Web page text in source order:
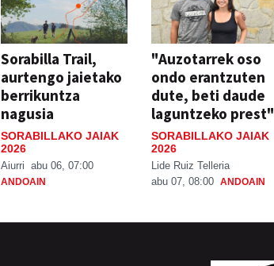
Sorabilla Trail,
aurtengo jaietako
berrikuntza
nagusia
SORABILLAKO JAIAK
2026
Aiurri abu 06, 07:00
ANDOAIN
"Auzotarrek oso
ondo erantzuten
dute, beti daude
laguntzeko prest"
SORABILLAKO JAIAK
2026
Lide Ruiz Telleria
abu 07, 08:00 ANDOAIN